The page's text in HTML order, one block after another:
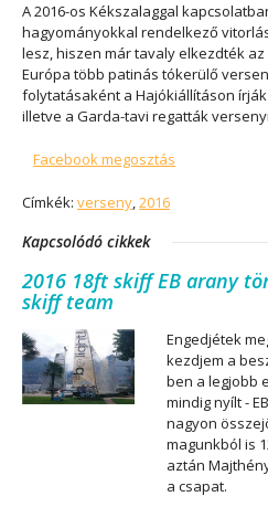
A 2016-os Kékszalaggal
hagyományokkal rendelkező
lesz, hiszen már tavaly elkezdték
Európa több patinás tókerülő
folytatásaként a Hajókiállításon
illetve a Garda-tavi regatták
Facebook megosztás
Címkék: verseny,2016
Kapcsolódó cikkek
2016 18ft skiff EB arany
skiff team
Engedjétek
kezdjem a
ben a legjobb
mindig nyílt -
nagyon
magunkból is
aztán
a csapat.